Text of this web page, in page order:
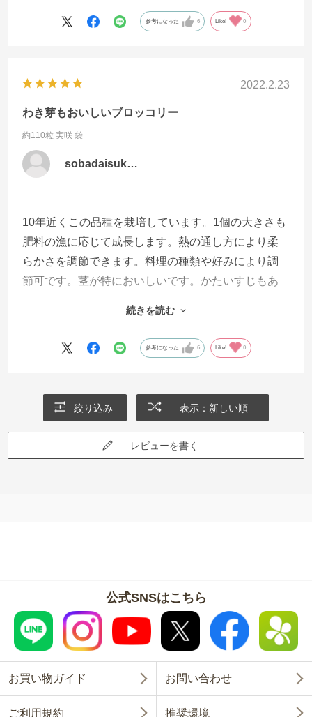
に利用させて頂いている。
参考になった 6 Like! 0
2022.2.23
わき芽もおいしいブロッコリー
約110粒 実咲 袋
sobadaisuk…
10年近くこの品種を栽培しています。1個の大きさも
肥料の漁に応じて成長します。熱の通し方により柔
らかさを調節できます。料理の種類や好みにより調
節可です。茎が特においしいです。かたいすじもあ
できることです。ブロッコリーの収穫時期の応じて
わき芽が収穫できます。二回りぐらい小さいわき芽
がたくさん収穫できます。わき芽も含めると11月中
す。虫は青虫程度です。家庭菜園に向いているよう
な気がします。
続きを読む
参考になった 6 Like! 0
絞り込み 表示：新しい順
レビューを書く
公式SNSはこちら
お買い物ガイド お問い合わせ
ご利用規約 推奨環境